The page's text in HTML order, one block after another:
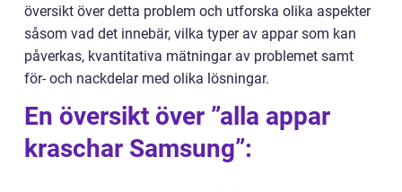
översikt över detta problem och utforska olika aspekter
såsom vad det innebär, vilka typer av appar som kan
påverkas, kvantitativa mätningar av problemet samt
för- och nackdelar med olika lösningar.
En översikt över ”alla appar
kraschar Samsung”: